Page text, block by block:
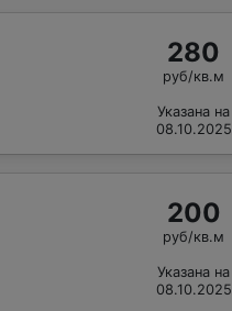
280
руб/кв.м
Указана на
08.10.2025
200
руб/кв.м
Указана на
08.10.2025